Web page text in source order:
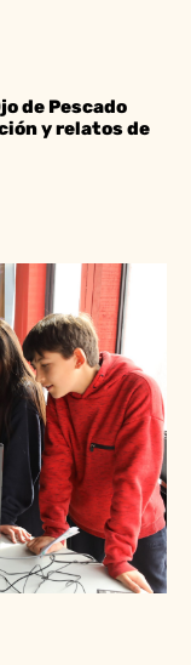
de Pescado
y relatos de